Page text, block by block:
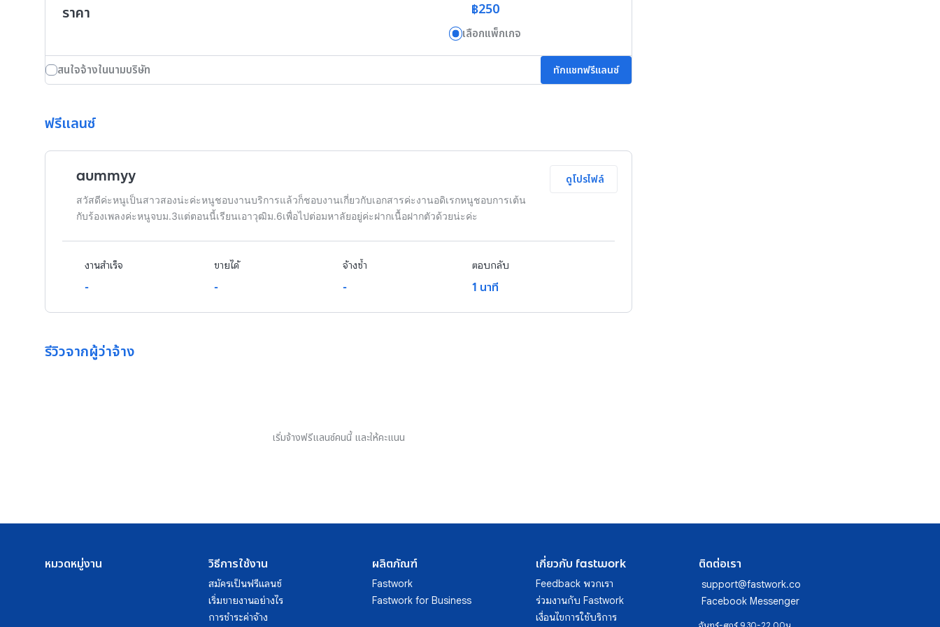
ราคา ฿250
เลือกแพ็กเกจ
สนใจจ้างในนามบริษัท ทักแชทฟรีแลนซ์
ฟรีแลนซ์
aummyy
สวัสดีค่ะหนูเป็นสาวสองน่ะค่ะหนูชอบงานบริการแล้วก็ชอบงานเกี่ยวกับเอกสารค่ะงานอดิเรกหนูชอบการเต้น
กับร้องเพลงค่ะหนูจบม.3แต่ตอนนี้เรียนเอาวุฒิม.6เพื่อไปต่อมหาลัยอยู่ค่ะฝากเนื้อฝากตัวด้วยน่ะค่ะ
ดูโปรไฟล์
งานสำเร็จ
-
ขายได้
-
จ้างซ้ำ
-
ตอบกลับ
1 นาที
รีวิวจากผู้ว่าจ้าง
เริ่มจ้างฟรีแลนซ์คนนี้ และให้คะแนน
หมวดหมู่งาน วิธีการใช้งาน
สมัครเป็นฟรีแลนซ์
เริ่มขายงานอย่างไร
การชำระค่าจ้าง
ผลิตภัณฑ์
Fastwork
Fastwork for Business
เกี่ยวกับ fastwork
Feedback พวกเรา
ร่วมงานกับ Fastwork
เงื่อนไขการใช้บริการ
ติดต่อเรา
support@fastwork.co
Facebook Messenger